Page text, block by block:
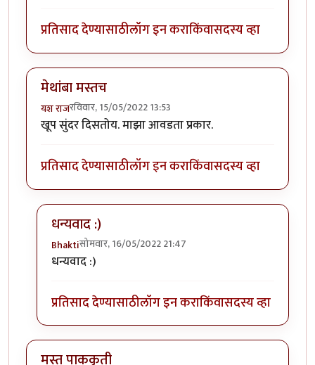
प्रतिसाद देण्यासाठीलॉग इन कराकिंवासदस्य व्हा
मेथांबा मस्तच
यश राजरविवार, 15/05/2022 13:53
खूप सुंदर दिसतोय. माझा आवडता प्रकार.
प्रतिसाद देण्यासाठीलॉग इन कराकिंवासदस्य व्हा
धन्यवाद :)
Bhaktiसोमवार, 16/05/2022 21:47
In reply to
धन्यवाद :)
प्रतिसाद देण्यासाठीलॉग इन कराकिंवासदस्य व्हा